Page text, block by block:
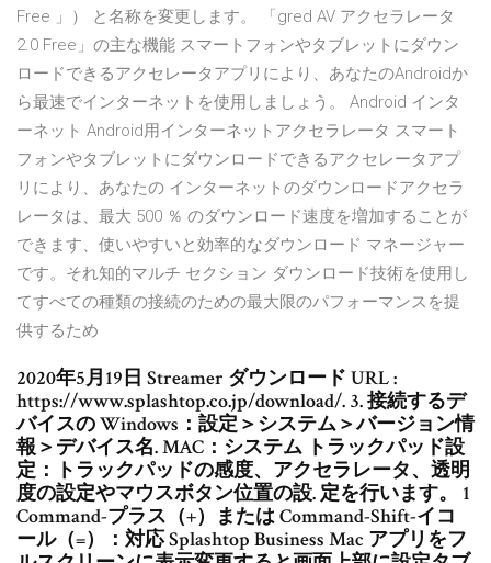
Free 」） と名称を変更します。 「gred AV アクセラレータ
2.0 Free」の主な機能 スマートフォンやタブレットにダウン
ロードできるアクセレータアプリにより、あなたのAndroidか
ら最速でインターネットを使用しましょう。 Android インタ
ーネット Android用インターネットアクセラレータ スマート
フォンやタブレットにダウンロードできるアクセレータアプ
リにより、あなたの インターネットのダウンロードアクセラ
レータは、最大 500 ％ のダウンロード速度を増加することが
できます、使いやすいと効率的なダウンロード マネージャー
です。それ知的マルチ セクション ダウンロード技術を使用し
てすべての種類の接続のための最大限のパフォーマンスを提
供するため
2020年5月19日 Streamer ダウンロード URL :
https://www.splashtop.co.jp/download/. 3. 接続するデ
バイスの Windows：設定＞システム＞バージョン情
報＞デバイス名. MAC：システム トラックパッド設
定：トラックパッドの感度、アクセラレータ、透明
度の設定やマウスボタン位置の設. 定を行います。 1
Command-プラス（+）または Command-Shift-イコ
ール（=）：対応 Splashtop Business Mac アプリをフ